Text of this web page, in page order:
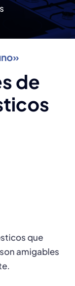
de
que
amigables